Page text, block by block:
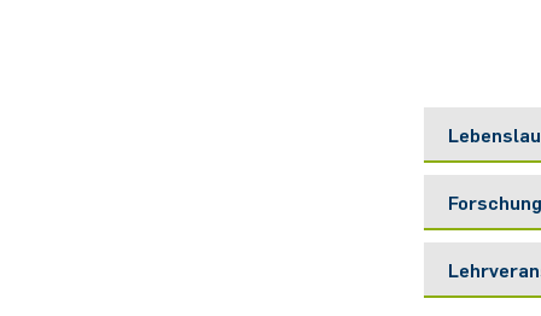
Forschung